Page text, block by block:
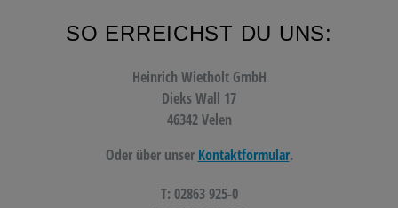
SO ERREICHST DU UNS:
Heinrich Wietholt GmbH
Dieks Wall 17
46342 Velen
Oder über unser Kontaktformular.
T: 02863 925-0